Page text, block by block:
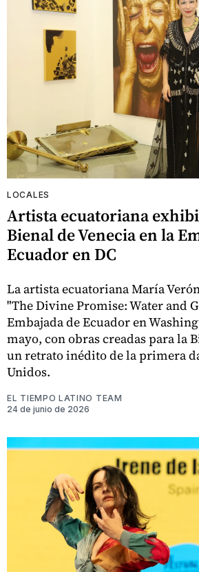
LOCALES
Artista ecuatoriana
Bienal de Venecia en la
Ecuador en DC
La artista ecuatoriana María
"The Divine Promise: Water and
Embajada de Ecuador en
mayo, con obras creadas para la
un retrato inédito de la primera
Unidos.
EL TIEMPO LATINO TEAM
24 de junio de 2026